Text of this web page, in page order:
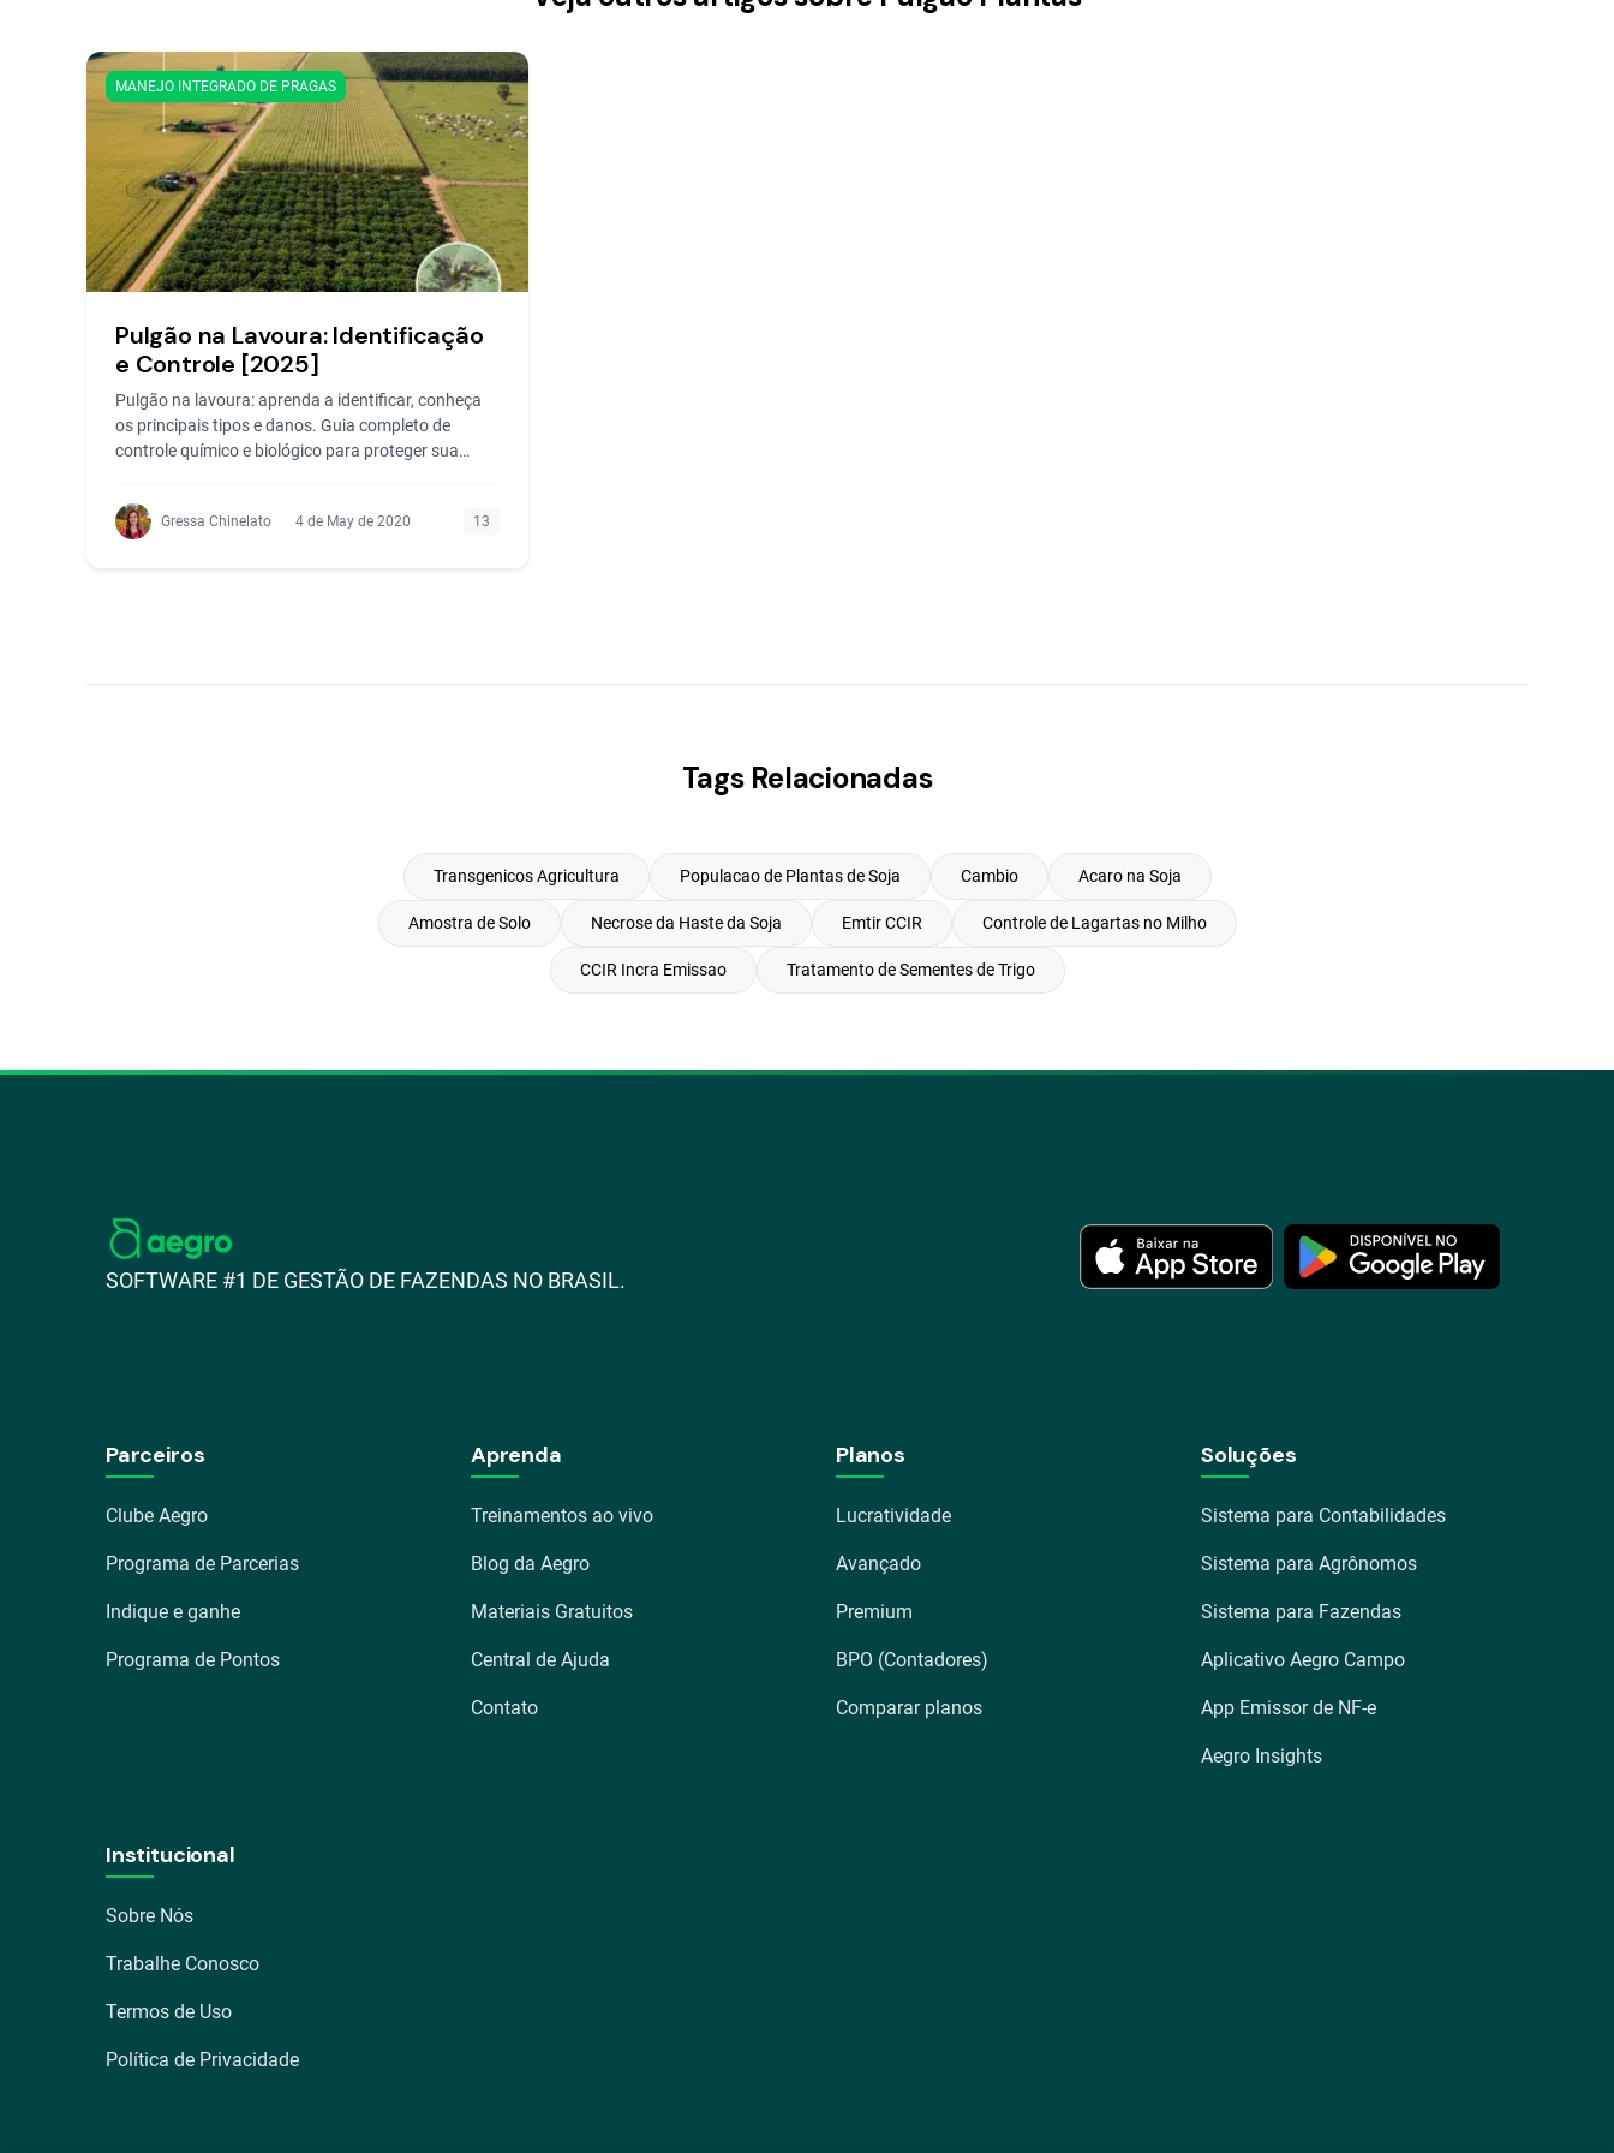
MANEJO INTEGRADO DE PRAGAS
Pulgão na Lavoura: Identificação
e Controle [2025]
Pulgão na lavoura: aprenda a identificar, conheça
os principais tipos e danos. Guia completo de
controle químico e biológico para proteger sua
Gressa Chinelato 4 de May de 2020 13
Tags Relacionadas
Transgenicos Agricultura Populacao de Plantas de Soja Cambio Acaro na Soja
Amostra de Solo Necrose da Haste da Soja Emtir CCIR Controle de Lagartas no Milho
CCIR Incra Emissao Tratamento de Sementes de Trigo
SOFTWARE #1 DE GESTÃO DE FAZENDAS NO BRASIL.
Parceiros
Clube Aegro
Programa de Parcerias
Indique e ganhe
Programa de Pontos
Aprenda
Treinamentos ao vivo
Blog da Aegro
Materiais Gratuitos
Central de Ajuda
Contato
Planos
Lucratividade
Avançado
Premium
BPO (Contadores)
Comparar planos
Soluções
Sistema para Contabilidades
Sistema para Agrônomos
Sistema para Fazendas
Aplicativo Aegro Campo
App Emissor de NF-e
Aegro Insights
Institucional
Sobre Nós
Trabalhe Conosco
Termos de Uso
Política de Privacidade